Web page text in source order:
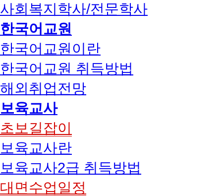
사회복지학사/전문학사
한국어교원
한국어교원이란
한국어교원 취득방법
해외취업전망
보육교사
초보길잡이
보육교사란
보육교사2급 취득방법
대면수업일정